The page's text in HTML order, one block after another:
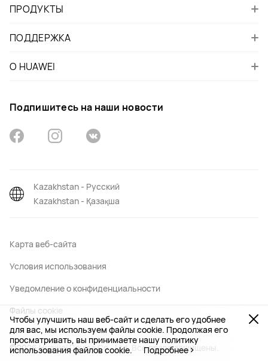
Чтобы улучшить наш веб-сайт и сделать его удобнее
для вас, мы используем файлы cookie. Продолжая его
просматривать, вы принимаете нашу политику
использования файлов cookie.
Подробнее
ПРОДУКТЫ
ПОДДЕРЖКА
О HUAWEI
Подпишитесь на наши новости
©2026 Huawei Device Co., Ltd. Все права защищены.
Карта веб-сайта
Условия использования
Уведомление о конфиденциальности
Файлы сookie
Kazakhstan - Русский
Kazakhstan - Қазақша